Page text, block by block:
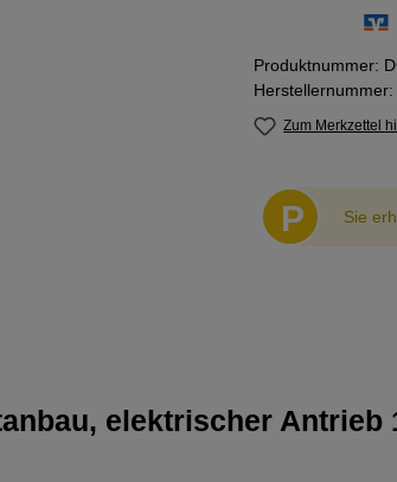
Produktnummer:
Herstellernummer:
Zum Merkzettel
P Sie
elektrischer Antrieb